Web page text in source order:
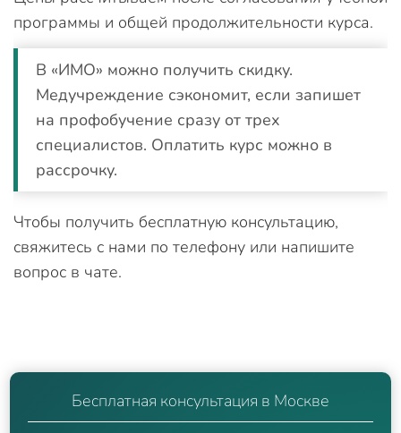
программы и общей продолжительности курса.
В «ИМО» можно получить скидку.
Медучреждение сэкономит, если запишет
на профобучение сразу от трех
специалистов. Оплатить курс можно в
рассрочку.
Чтобы получить бесплатную консультацию,
свяжитесь с нами по телефону или напишите
вопрос в чате.
Бесплатная консультация в Москве